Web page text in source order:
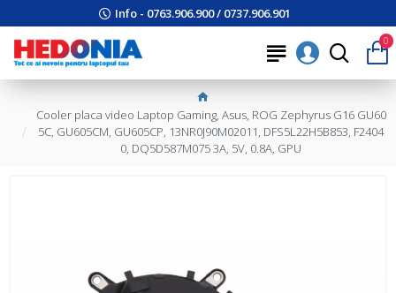
Info - 0763.906.900 / 0737.906.901
0
Cooler placa video Laptop Gaming, Asus, ROG Zephyrus G16 GU60
5C, GU605CM, GU605CP, 13NR0J90M02011, DFS5L22H5B853, F2404
0, DQ5D587M075 3A, 5V, 0.8A, GPU